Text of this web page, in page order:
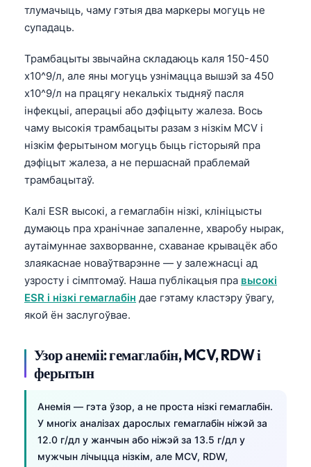
тлумачыць, чаму гэтыя два маркеры могуць не
супадаць.
Трамбацыты звычайна складаюць каля 150-450
x10^9/л, але яны могуць узнімацца вышэй за 450
x10^9/л на працягу некалькіх тыдняў пасля
інфекцыі, аперацыі або дэфіцыту жалеза. Вось
чаму высокія трамбацыты разам з нізкім MCV і
нізкім ферытыном могуць быць гісторыяй пра
дэфіцыт жалеза, а не першаснай праблемай
трамбацытаў.
Калі ESR высокі, а гемаглабін нізкі, клініцысты
думаюць пра хранічнае запаленне, хваробу нырак,
аутаімуннае захворванне, схаванае крывацёк або
злаякаснае новаўтварэнне — у залежнасці ад
узросту і сімптомаў. Наша публікацыя пра высокі
ESR і нізкі гемаглабін дае гэтаму кластэру ўвагу,
якой ён заслугоўвае.
Узор анеміі: гемаглабін, MCV, RDW і
ферытын
Анемія — гэта ўзор, а не проста нізкі гемаглабін.
У многіх аналізах дарослых гемаглабін ніжэй за
12.0 г/дл у жанчын або ніжэй за 13.5 г/дл у
мужчын лічыцца нізкім, але MCV, RDW,